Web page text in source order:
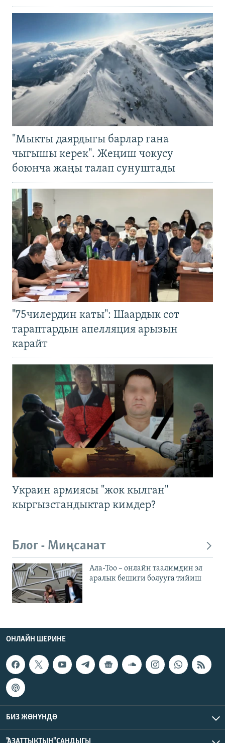
"Мыкты даярдыгы барлар гана
чыгышы керек". Жеңиш чокусу
боюнча жаңы талап сунуштады
"75чилердин каты": Шаардык сот
тараптардын апелляция арызын
карайт
Украин армиясы "жок кылган"
кыргызстандыктар кимдер?
Блог - Миңсанат
Ала-Тоо – онлайн таалимдин эл
аралык бешиги болууга тийиш
ОНЛАЙН ШЕРИНЕ
БИЗ ЖӨНҮНДӨ